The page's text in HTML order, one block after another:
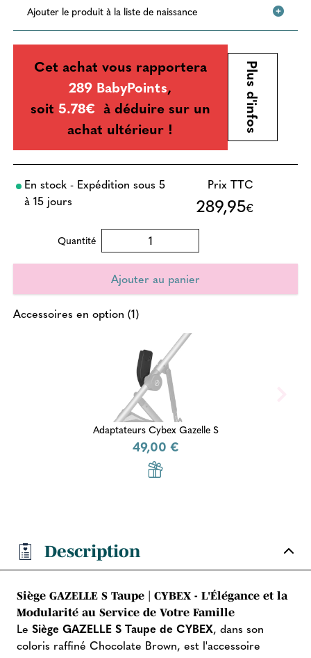
Ajouter le produit à la liste de naissance
Cet achat vous rapportera
289 BabyPoints,
soit 5.78€ à déduire sur un
achat ultérieur !
Plus d'infos
En stock - Expédition sous 5
à 15 jours
Prix TTC
289,95€
Quantité
Accessoires en option (1)
Adaptateurs Cybex Gazelle S
49,00 €
Description
Siège GAZELLE S Taupe | CYBEX - L'Élégance et la
Modularité au Service de Votre Famille
Le Siège GAZELLE S Taupe de CYBEX, dans son
coloris raffiné Chocolate Brown, est l'accessoire